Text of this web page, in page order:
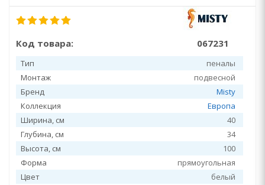
Код товара: 067231
Тип
пеналы
Монтаж
подвесной
Бренд
Misty
Коллекция
Европа
Ширина, см
40
Глубина, см
34
Высота, см
100
Форма
прямоугольная
Цвет
белый